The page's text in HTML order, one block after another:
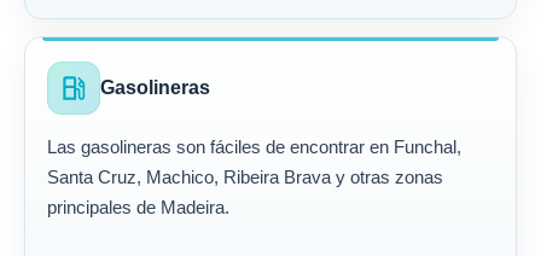
local_gas_station Gasolineras
Las gasolineras son fáciles de encontrar en Funchal,
Santa Cruz, Machico, Ribeira Brava y otras zonas
principales de Madeira.